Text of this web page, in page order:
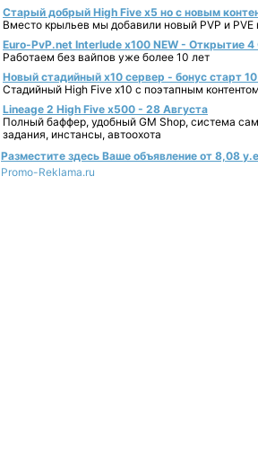
Старый добрый High Five x5 но с новым
Вместо крыльев мы добавили новый PVP и PVE
Euro-PvP.net Interlude х100 NEW - Открытие 4
Работаем без вайпов уже более 10 лет
Новый стадийный х10 сервер - бонус старт
Стадийный High Five x10 с поэтапным
Lineage 2 High Five x500 - 28 Августа
Полный баффер, удобный GM Shop, система
задания, инстансы, автоохота
Разместите здесь Ваше объявление от 8,08
Promo-Reklama.ru